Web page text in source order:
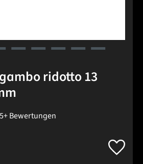
ridotto 13
Bewertungen